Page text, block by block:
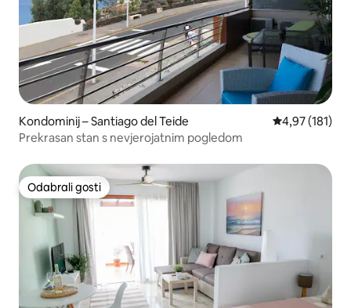
Kondominij – Santiago del Teide Prosječna
4,97 (181)
Prekrasan stan s nevjerojatnim pogledom
Odabrali gosti
Odabrali gosti